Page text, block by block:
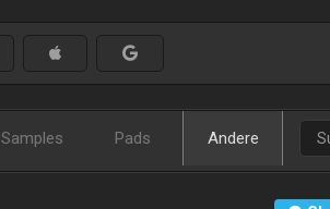
Samples Pads Andere